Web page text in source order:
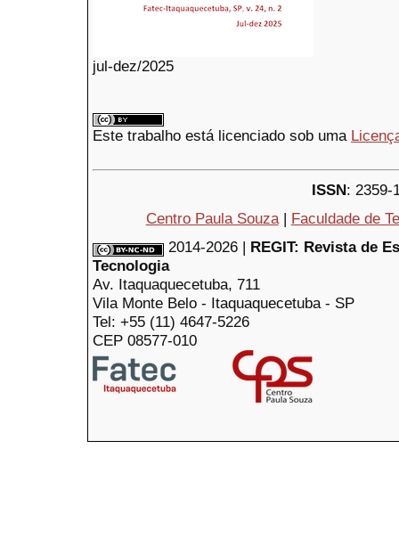
jul-dez/2025
Este trabalho está licenciado sob uma
ISSN: 2359-
Centro Paula Souza| Faculdade de
2014-2026 | REGIT: Revista de
Tecnologia
Av. Itaquaquecetuba, 711
Vila Monte Belo - Itaquaquecetuba - SP
Tel: +55 (11) 4647-5226
CEP 08577-010